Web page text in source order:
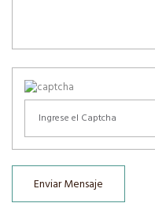
Enviar Mensaje